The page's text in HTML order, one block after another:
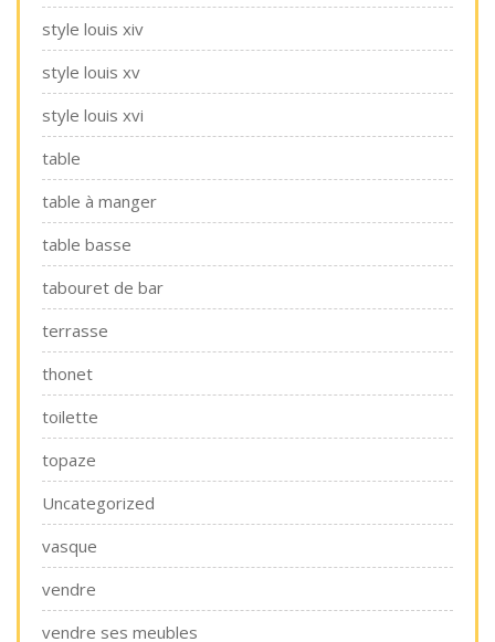
style louis xiv
style louis xv
style louis xvi
table
table à manger
table basse
tabouret de bar
terrasse
thonet
toilette
topaze
Uncategorized
vasque
vendre
vendre ses meubles